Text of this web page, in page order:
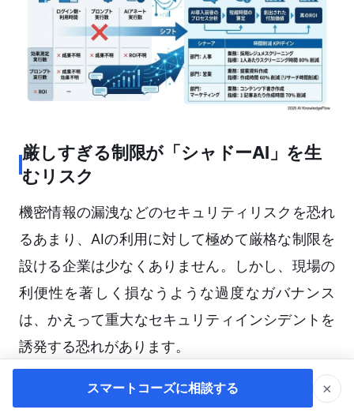
厳しすぎる制限が「シャドーAI」を生
むリスク
機密情報の漏洩などのセキュリティリスクを恐れ
るあまり、AIの利用に対して極めて厳格な制限を
設ける企業は少なくありません。しかし、現場の
利便性を著しく損なうような過度なガバナンス
は、かえって重大なセキュリティインシデントを
誘発する恐れがあります。
会社が提供する安全なAI環境が「使いにくい」
スマートコーズに相談する ×